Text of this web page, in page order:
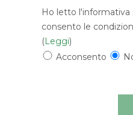
Ho letto l'informativa
consento le
(Leggi)
Acconsento